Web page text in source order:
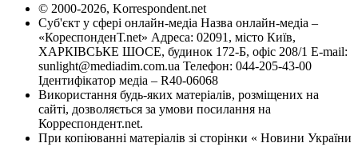
© 2000-2026, Korrespondent.net
Суб'єкт у сфері онлайн-медіа Назва онлайн-медіа –
«КореспонденТ.net» Адреса: 02091, місто Київ,
ХАРКІВСЬКЕ ШОСЕ, будинок 172-Б, офіс 208/1 E-mail:
sunlight@mediadim.com.ua Телефон: 044-205-43-00
Ідентифікатор медіа – R40-06068
Використання будь-яких матеріалів, розміщених на
сайті, дозволяється за умови посилання на
Корреспондент.net.
При копіюванні матеріалів зі сторінки « Новини України